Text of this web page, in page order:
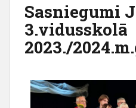
Sasniegumi
3.vidusskolā
2023./